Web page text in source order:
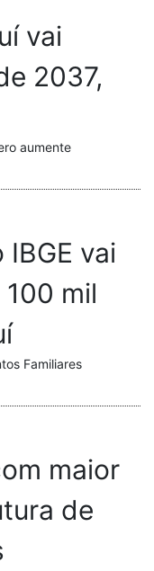
vai
2037,
aumente
vai
mil
Familiares
maior
de